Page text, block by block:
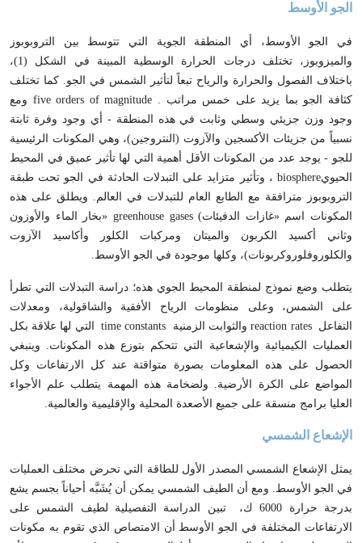
الجو الأوسط
في الجو الأوسط، أي المنطقة الجوية التي تتوسط بين التروبوبوز
والميزوبوز، تختلف درجات الحرارة الوسطية المبينة في الشكل (1)،
باختلاف الفصول والحرارة والرياح تبعاً لتأثير الشمس في الجو. كما تختلف
كثافة الجو بما يزيد على خمس مراتب five orders of magnitude . ومع
وجود وزن جزيئي وسطي وثابت في هذه المنطقة - أي وجود وفرة ثابتة
نسبياً من جزيئات الأكسجين والآزوت (النتروجين)، وهي المكونات الرئيسية
للجو - يوجد عدد من المكونات الأقل أهمية التي لها تأثير عميق في المحيط
الحيويbiosphere ، وتأثير متزايد على التبدلات الحادثة في الجو تحت طبقة
التروبوبوز مترافقة مع الطابع العام للتبدلات في العالم. ويطلق على هذه
المكونات اسم «غازات الدفيئات» greenhouse gases (بخار الماء والأوزون
وثاني أكسيد الكربون والميتان ومركبات الكلور وأكاسيد الآزوت
والكلوروفلوروكربونات)، وكلها موجودة في الجو الأوسط.
يتطلب وضع نموذج لمنطقة المحيط الجوي هذه؛ دراسة التبدلات التي تطرأ
على الشمس، وعلى منظومات الرياح الأفقية والشاقولية، ومعدلات
التفاعل reaction rates والثوابت الزمنية time constants
التي لها علاقة بكل
العمليات الكيميائية والإشعاعية التي تتحكم بتوزع هذه المكونات. وينبغي
الحصول على هذه المعلومات بصورة متواقتة عند كل الارتفاعات وكل
المواضع على الكرة الأرضية. ولضخامة هذه المهمة يتطلب علم الأجواء
العليا برامج منسقة على جميع الأصعدة المحلية والإقليمية والعالمية.
الإشعاع الشمسي
يمثل الإشعاع الشمسي المصدر الأول للطاقة التي تحرض مختلف العمليات
في الجو الأوسط. ومع أن الطيف الشمسي يمكن أن يُشَبَّه أحياناً بجسم يشع
بدرجة حرارة 6000 ك، تبين الدراسة التفصيلية لطيف الشمس على
الارتفاعات المختلفة في الجو الأوسط أن الامتصاص الذي تقوم به مكونات